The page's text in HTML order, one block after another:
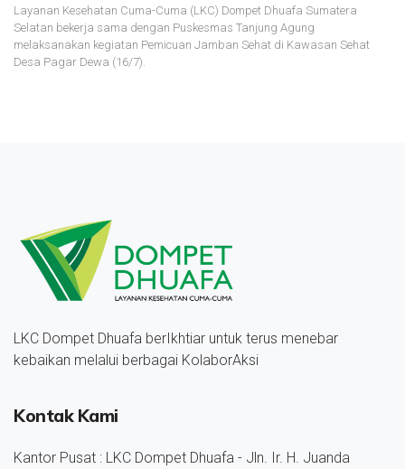
Layanan Kesehatan Cuma-Cuma (LKC) Dompet Dhuafa Sumatera
Selatan bekerja sama dengan Puskesmas Tanjung Agung
melaksanakan kegiatan Pemicuan Jamban Sehat di Kawasan Sehat
Desa Pagar Dewa (16/7).
LKC Dompet Dhuafa berIkhtiar untuk terus menebar
kebaikan melalui berbagai KolaborAksi
Kontak Kami
Kantor Pusat : LKC Dompet Dhuafa - Jln. Ir. H. Juanda